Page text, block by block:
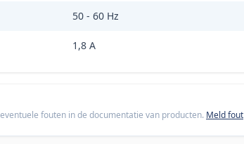
50 - 60 Hz
1,8 A
fouten in de documentatie van producten. Meld fout